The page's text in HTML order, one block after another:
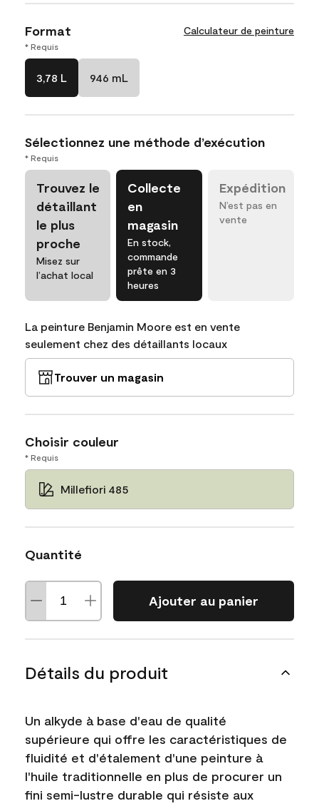
Format Calculateur de peinture
* Requis
3,78 L 946 mL
Sélectionnez une méthode d’exécution
* Requis
Trouvez le
détaillant
le plus
proche
Misez sur
l’achat local
Collecte
en
magasin
En stock,
commande
prête en 3
heures
Expédition
N’est pas en
vente
La peinture Benjamin Moore est en vente
seulement chez des détaillants locaux
Trouver un magasin
Choisir couleur
* Requis
Millefiori 485
Quantité
Ajouter au panier
Détails du produit
Un alkyde à base d'eau de qualité
supérieure qui offre les caractéristiques de
fluidité et d'étalement d'une peinture à
l'huile traditionnelle en plus de procurer un
fini semi-lustre durable qui résiste aux